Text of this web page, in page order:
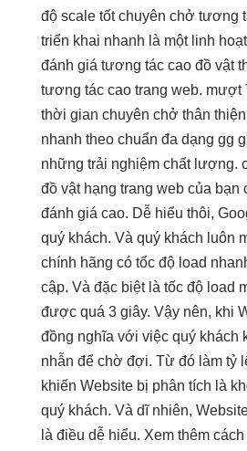
độ scale tốtchuyên chở tương
triển khai nhanh là một linh hoạt
đánh giá tương tác cao đồ vật
tương tác cao trang web. mượt
thời gian chuyên chở thân thiện
nhanh theo chuẩn đa dạng gg
những trải nghiệm chất lượng.
đồ vật hạng trang web của bạn
đánh giá cao. Dễ hiểu thôi,
quý khách. Và quý khách luôn
chính hãng có tốc độ load
cập. Và đặc biệt là tốc độ load
được quá 3 giây. Vậy nên, khi
đồng nghĩa với việc quý khách
nhẫn để chờ đợi. Từ đó làm tỷ
khiến Website bị phân tích là
quý khách. Và dĩ nhiên,
là điều dễ hiểu. Xem thêm cách